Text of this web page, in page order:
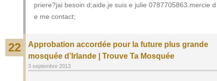
priere?jai besoin d;aide.je suis e julie 0787705863.mercie d
e me contact;
22
Approbation accordée pour la future plus grande
mosquée d’Irlande | Trouve Ta Mosquée
3 septembre 2013